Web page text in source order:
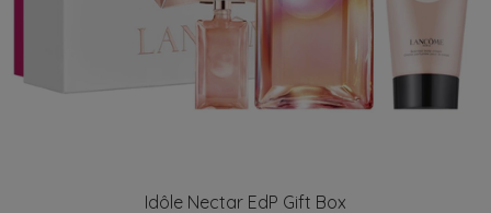
Idôle Nectar EdP Gift Box